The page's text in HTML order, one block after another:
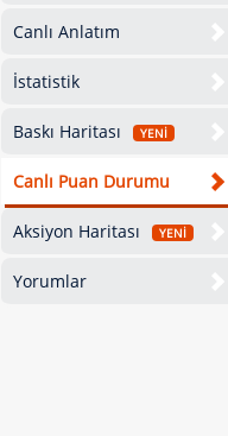
Canlı Anlatım
İstatistik
Baskı Haritası YENİ
Canlı Puan Durumu
Aksiyon Haritası YENİ
Yorumlar